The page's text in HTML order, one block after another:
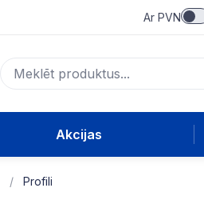
Ar PVN
Akcijas
Profili